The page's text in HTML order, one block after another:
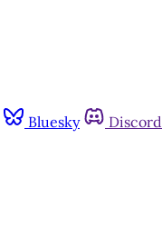
Bluesky Discord